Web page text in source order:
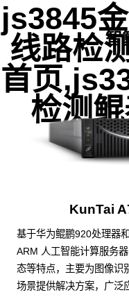
智
js3845
线路检
首页
检测
KunTai
基于华为鲲鹏920处理器
ARM 人工智能计算服务
态等特点，主要为图像识
场景提供解决方案，广泛